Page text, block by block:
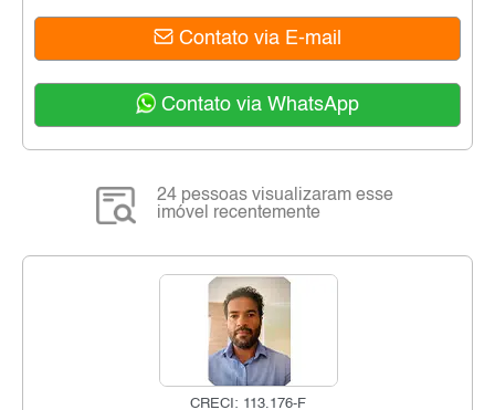
Contato via E-mail
Contato via WhatsApp
24 pessoas visualizaram esse
imóvel recentemente
CRECI: 113.176-F